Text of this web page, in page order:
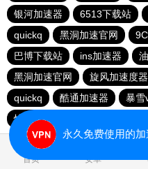
银河加速器
6513下载站
quickq
黑洞加速官网
巴博下载站
ins加速器
黑洞加速官网
旋风加速度器
quickq
酷通加速器 暴雪
快橙加速器
首页 安卓
永久免费使用的加